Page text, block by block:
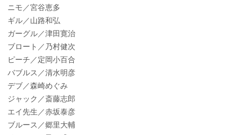
ニモ／宮谷恵多
ギル／山路和弘
ガーグル／津田寛治
ブロート／乃村健次
ピーチ／定岡小百合
バブルス／清水明彦
デブ／森崎めぐみ
ジャック／斎藤志郎
エイ先生／赤坂泰彦
ブルース／郷里大輔